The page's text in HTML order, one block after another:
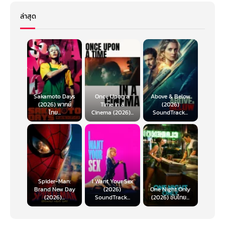
ล่าสุด
Sakamoto Days
(2026) พากย์
ไทย...
Once Upon a
Time in a
Cinema (2026)...
Above & Below
(2026)
SoundTrack...
Spider-Man:
Brand New Day
(2026)...
I Want Your Sex
(2026)
SoundTrack...
One Night Only
(2026) ซับไทย...